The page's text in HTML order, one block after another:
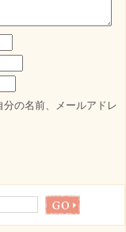
の名前、メールアドレ